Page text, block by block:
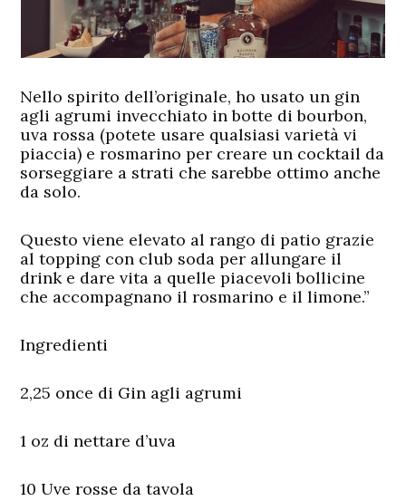
Nello spirito dell’originale, ho usato un gin
agli agrumi invecchiato in botte di bourbon,
uva rossa (potete usare qualsiasi varietà vi
piaccia) e rosmarino per creare un cocktail da
sorseggiare a strati che sarebbe ottimo anche
da solo.
Questo viene elevato al rango di patio grazie
al topping con club soda per allungare il
drink e dare vita a quelle piacevoli bollicine
che accompagnano il rosmarino e il limone.”
Ingredienti
2,25 once di Gin agli agrumi
1 oz di nettare d’uva
10 Uve rosse da tavola